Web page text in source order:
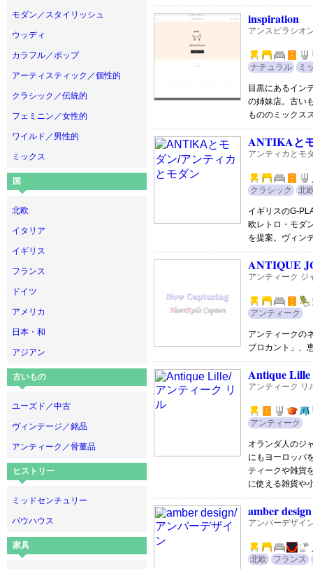
モダン／スタイリッシュ
ウッディ
カラフル／ポップ
アーティスティック／個性的
クラシック／伝統的
フェミニン／女性的
ワイルド／男性的
ミックス
国
北欧
イタリア
イギリス
フランス
ドイツ
アメリカ
日本・和
アジアン
古いもの
ユーズド／中古
ヴィンテージ／銘品
アンティーク／骨董品
ヒストリー
ミッドセンチュリー
バウハウス
家具
inspiration
アンスピラシオ
ナチュラル ミ
目黒にあるイン
の姉妹店。古い
もののミックス
ANTIKAと
アンティカとモ
クラシック 北
イギリスのG-
欧レトロ・モダ
を提案。ヴィン
ANTIQUE
アンティーク ジ
アンティーク
アンティークの
ブロカント」、
Antique Lille
アンティーク リ
アンティーク
オランダ人のジ
にもヨーロッパ
ティークや雑貨
に使える雑貨や
amber design
アンバーデザイ
北欧 フランス